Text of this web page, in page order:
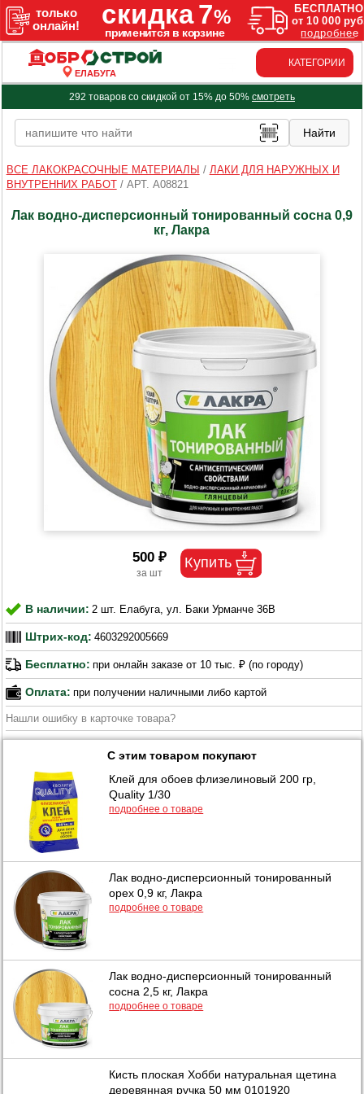
ЕЛАБУГА
КАТЕГОРИИ
292 товаров со скидкой от 15% до 50% смотреть
ВСЕ ЛАКОКРАСОЧНЫЕ МАТЕРИАЛЫ / ЛАКИ ДЛЯ НАРУЖНЫХ И
ВНУТРЕННИХ РАБОТ/ АРТ. A08821
Лак водно-дисперсионный тонированный сосна 0,9
кг, Лакра
500 ₽
В наличии: 2 шт. Елабуга, ул. Баки Урманче 36В
Штрих-код: 4603292005669
Бесплатно: при онлайн заказе от 10 тыс. ₽ (по городу)
Оплата: при получении наличными либо картой
Нашли ошибку в карточке товара?
С этим товаром покупают
Клей для обоев флизелиновый 200 гр,
Quality 1/30
подробнее о товаре
Лак водно-дисперсионный тонированный
орех 0,9 кг, Лакра
подробнее о товаре
Лак водно-дисперсионный тонированный
сосна 2,5 кг, Лакра
подробнее о товаре
Кисть плоская Хобби натуральная щетина
деревянная ручка 50 мм 0101920